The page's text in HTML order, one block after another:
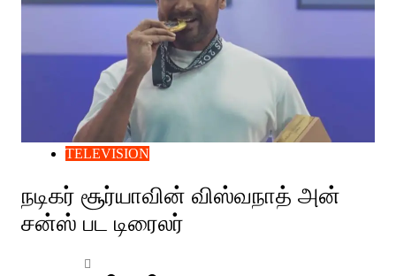
TELEVISION
நடிகர் சூர்யாவின் விஸ்வநாத் அன்
சன்ஸ் பட டிரைலர்